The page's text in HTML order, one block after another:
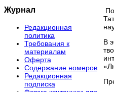
Журнал
Редакционная
политика
Требования к
материалам
Оферта
Содержание номеров
Редакционная
подписка
В